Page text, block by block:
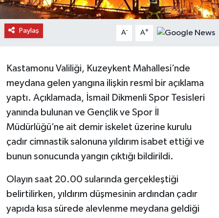
Paylaş A- A+
Kastamonu Valiliği, Kuzeykent Mahallesi’nde
meydana gelen yangına ilişkin resmî bir açıklama
yaptı. Açıklamada, İsmail Dikmenli Spor Tesisleri
yanında bulunan ve Gençlik ve Spor İl
Müdürlüğü’ne ait demir iskelet üzerine kurulu
çadır cimnastik salonuna yıldırım isabet ettiği ve
bunun sonucunda yangın çıktığı bildirildi.
Olayın saat 20.00 sularında gerçekleştiği
belirtilirken, yıldırım düşmesinin ardından çadır
yapıda kısa sürede alevlenme meydana geldiği
İhsangazi Haberleri
İnebolu Haberleri
Merkez Haberleri
Pınarbaşı Haberleri
Şenpazar Haberleri
Seydiler Haberleri
Taşköprü Haberleri
Tosya Haberleri